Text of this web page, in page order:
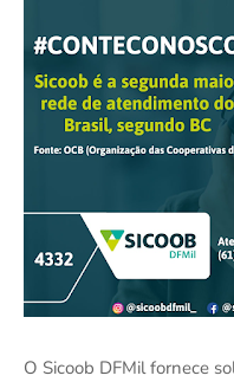
O Sicoob DFMil fornece